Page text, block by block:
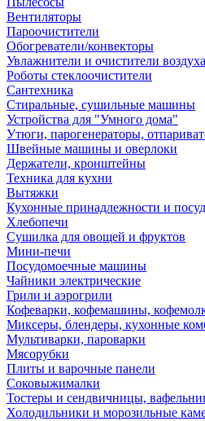
Вентиляторы
Пароочистители
Обогреватели/конвекторы
Увлажнители и очистители воздуха
Роботы стеклоочистители
Сантехника
Стиральные, сушильные машины
Устройства для "Умного дома"
Утюги, парогенераторы,
Швейные машины и оверлоки
Держатели, кронштейны
Техника для кухни
Вытяжки
Кухонные принадлежности и
Хлебопечи
Сушилка для овощей и фруктов
Мини-печи
Посудомоечные машины
Чайники электрические
Грили и аэрогрили
Кофеварки, кофемашины,
Миксеры, блендеры, кухонные
Мультиварки, пароварки
Мясорубки
Плиты и варочные панели
Соковыжималки
Тостеры и сендвичницы,
Холодильники и морозильные